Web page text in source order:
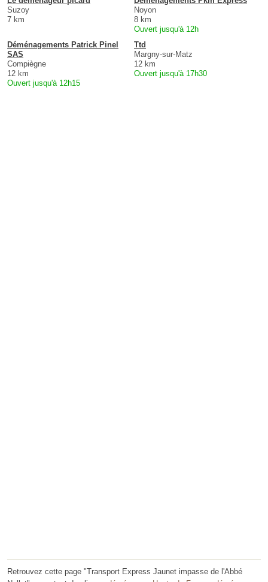
Suzoy
7 km
Noyon
8 km
Ouvert jusqu'à 12h
Déménagements Patrick Pinel
SAS
Compiègne
12 km
Ouvert jusqu'à 12h15
Ttd
Margny-sur-Matz
12 km
Ouvert jusqu'à 17h30
Retrouvez cette page "Transport Express Jaunet impasse de l'Abbé